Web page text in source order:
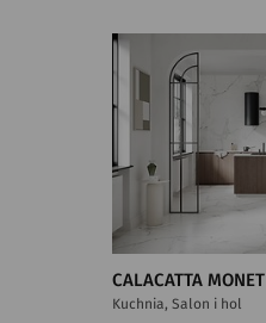
CALACATTA MONET
Kuchnia, Salon i hol